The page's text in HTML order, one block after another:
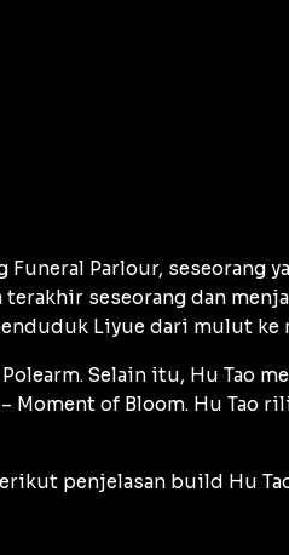
Funeral Parlour, seseorang
seseorang dan
Liyue dari mulut ke
Selain itu, Hu Tao
of Bloom. Hu Tao
penjelasan build Hu